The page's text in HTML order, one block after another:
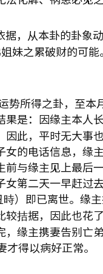
从本卦的卦象动
妹之累破财的可能。
势所得之卦，至本
是：因缘主本人
此，平时无大事
女的电话信息，缘
与缘主见上最后
第二天一早赶过
時）即已离世。缘
拮据，因此也花
缘主携妻告别亡
才得以病好正常。